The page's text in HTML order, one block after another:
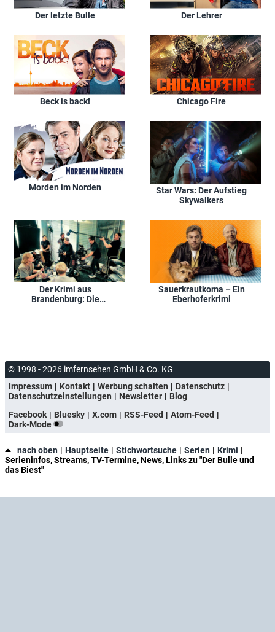
Der letzte Bulle Der Lehrer
Beck is back! Chicago Fire
Morden im Norden
Star Wars: Der Aufstieg
Skywalkers
Der Krimi aus
Brandenburg: Die
Sauerkrautkoma – Ein
Eberhoferkrimi
© 1998 - 2026 imfernsehen GmbH & Co. KG
Impressum
Kontakt Werbung schalten
Datenschutz
Datenschutzeinstellungen
Newsletter
Blog
Facebook
Bluesky X.com RSS-Feed
Atom-Feed
Dark-Mode
nach oben Hauptseite Stichwortsuche Serien
Krimi
Serieninfos, Streams, TV-Termine, News, Links zu "Der Bulle und
das Biest"